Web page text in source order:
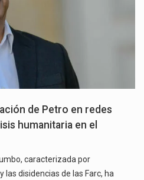
de Petro en redes
humanitaria en el
caracterizada por
disidencias de las Farc, ha